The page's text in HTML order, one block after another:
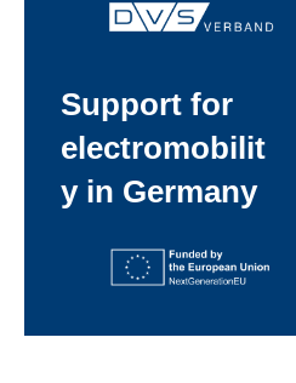
Support for
electromobilit
y in Germany